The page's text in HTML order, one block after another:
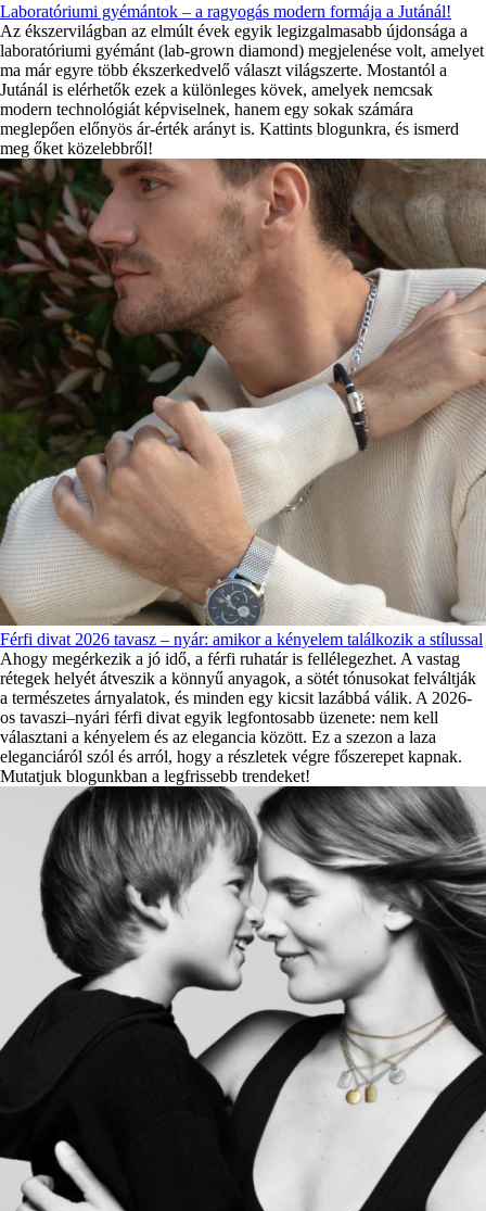
Laboratóriumi gyémántok – a ragyogás modern formája a Jutánál!
Az ékszervilágban az elmúlt évek egyik legizgalmasabb újdonsága a
laboratóriumi gyémánt (lab-grown diamond) megjelenése volt, amelyet
ma már egyre több ékszerkedvelő választ világszerte. Mostantól a
Jutánál is elérhetők ezek a különleges kövek, amelyek nemcsak
modern technológiát képviselnek, hanem egy sokak számára
meglepően előnyös ár-érték arányt is. Kattints blogunkra, és ismerd
meg őket közelebbről!
Férfi divat 2026 tavasz – nyár: amikor a kényelem találkozik a stílussal
Ahogy megérkezik a jó idő, a férfi ruhatár is fellélegezhet. A vastag
rétegek helyét átveszik a könnyű anyagok, a sötét tónusokat felváltják
a természetes árnyalatok, és minden egy kicsit lazábbá válik. A 2026-
os tavaszi–nyári férfi divat egyik legfontosabb üzenete: nem kell
választani a kényelem és az elegancia között. Ez a szezon a laza
eleganciáról szól és arról, hogy a részletek végre főszerepet kapnak.
Mutatjuk blogunkban a legfrissebb trendeket!